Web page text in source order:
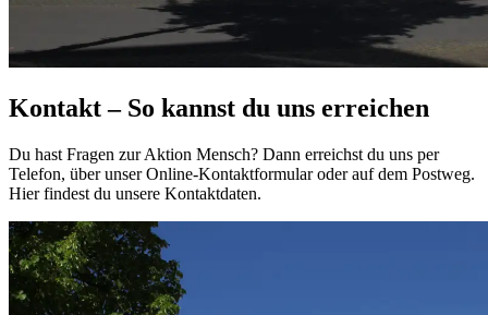
Kontakt– So kannst du uns erreichen
Du hast Fragen zur Aktion Mensch? Dann erreichst du uns per
Telefon, über unser Online-Kontaktformular oder auf dem Postweg.
Hier findest du unsere Kontaktdaten.